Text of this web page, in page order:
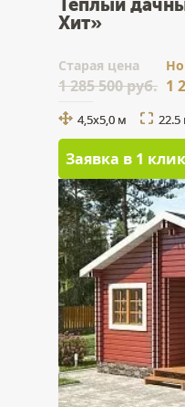
Тёплый
Хит»
Cтарая цена
1 285 500 руб. 1
4,5х5,0 м 22.5
Заявка в 1 клик